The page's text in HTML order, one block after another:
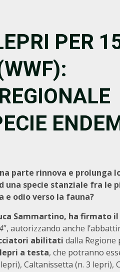
PER
parte rinnova e prolunga
una specie stanziale fra le
e odio verso la fauna?
Sammartino, ha firmato
”, autorizzando anche
abilitati dalla Regione
a testa, che potranno
Caltanissetta (n. 3 lepri),